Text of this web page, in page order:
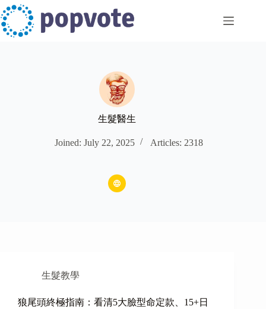
Skip
to
content
生髮醫生
Joined: July 22, 2025 Articles: 2318
生髮教學
狼尾頭終極指南：看清5大臉型命定款、15+日